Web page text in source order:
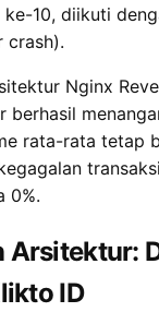
10, diikuti
crash).
Nginx
berhasil
rata-rata tetap
0%.
Arsitektur:
ID